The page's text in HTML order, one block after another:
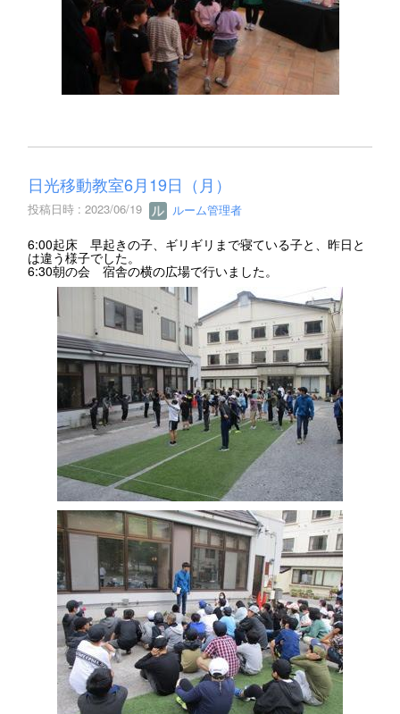
日光移動教室6月19日（月）
投稿日時 : 2023/06/19 ルーム管理者
6:00起床 早起きの子、ギリギリまで寝ている子と、昨日と
は違う様子でした。
6:30朝の会 宿舎の横の広場で行いました。